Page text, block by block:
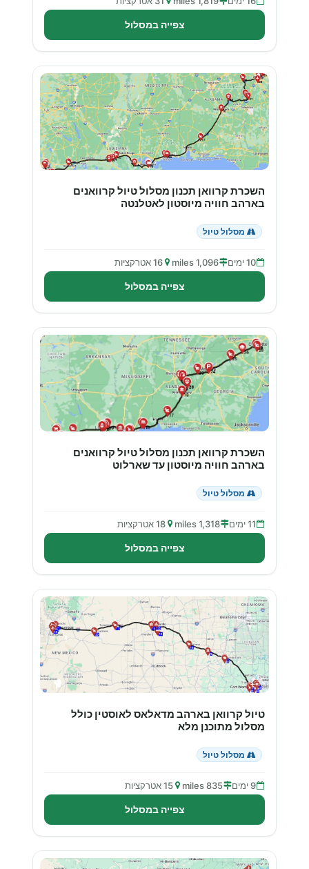
צפייה במסלול
השכרת קרוואן תכנון מסלול טיול קרוואנים
בארהב חוויה מיוסטון לאטלנטה
מסלול טיול
10 ימים 1,096 miles 16 אטרקציות
צפייה במסלול
השכרת קרוואן תכנון מסלול טיול קרוואנים
בארהב חוויה מיוסטון עד שארלוט
מסלול טיול
11 ימים 1,318 miles 18 אטרקציות
צפייה במסלול
טיול קרוואן בארהב מדאלאס לאוסטין כולל
מסלול מתוכנן מלא
מסלול טיול
9 ימים 835 miles 15 אטרקציות
צפייה במסלול